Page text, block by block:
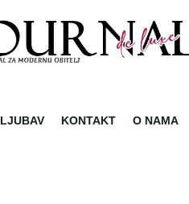
LJUBAV KONTAKT O NAMA